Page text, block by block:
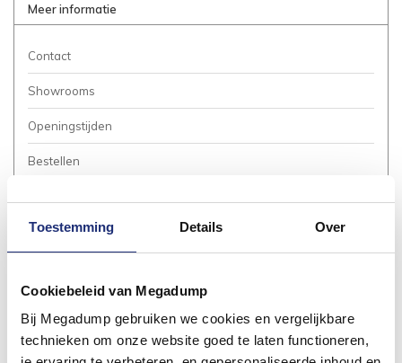
Toestemming Details Over
Cookiebeleid van Megadump
Bij Megadump gebruiken we cookies en vergelijkbare
technieken om onze website goed te laten functioneren,
Meer informatie
Contact
Showrooms
Openingstijden
Bestellen
Bezorgen / Afhalen
Garantie / Klachten
Service Aanvraag